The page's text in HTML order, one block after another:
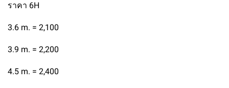
ราคา 6H
3.6 m. = 2,100
3.9 m. = 2,200
4.5 m. = 2,400